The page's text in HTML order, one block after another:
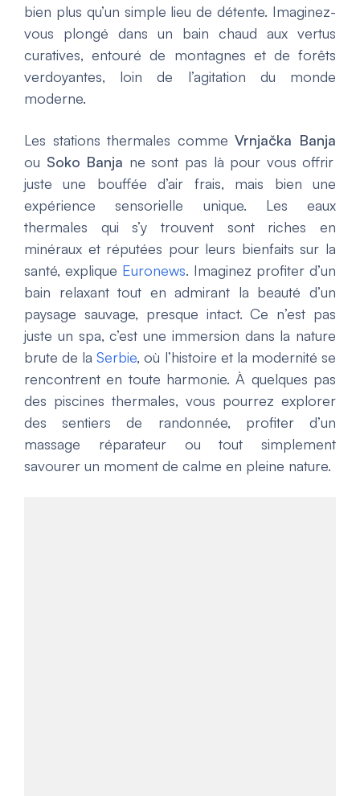
bien plus qu’un simple lieu de détente. Imaginez-
vous plongé dans un bain chaud aux vertus
curatives, entouré de montagnes et de forêts
verdoyantes, loin de l’agitation du monde
moderne.
Les stations thermales commeVrnjačka Banja
ou Soko Banja ne sont pas là pour vous offrir
juste une bouffée d’air frais, mais bien une
expérience sensorielle unique. Les eaux
thermales qui s’y trouvent sont riches en
minéraux et réputées pour leurs bienfaits sur la
santé, explique Euronews. Imaginez profiter d’un
bain relaxant tout en admirant la beauté d’un
paysage sauvage, presque intact. Ce n’est pas
juste un spa, c’est une immersion dans la nature
brute de la Serbie, où l’histoire et la modernité se
rencontrent en toute harmonie. À quelques pas
des piscines thermales, vous pourrez explorer
des sentiers de randonnée, profiter d’un
massage réparateur ou tout simplement
savourer un moment de calme en pleine nature.